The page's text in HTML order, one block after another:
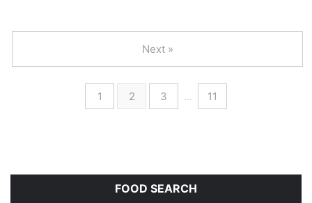
1 2 3 … 11
Next »
FOOD SEARCH